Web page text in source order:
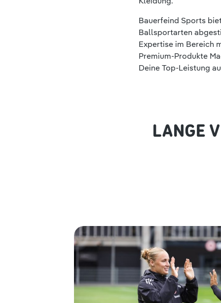
Bauerfeind Sports
Ballsportarten
Expertise im Bereich
Premium-Produkte
Deine Top-Leistung
LANGE